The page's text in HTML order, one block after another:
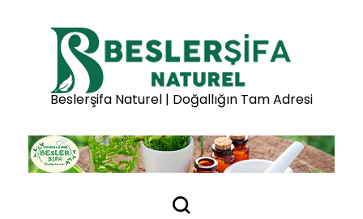
Beslerşifa Naturel | Doğallığın Tam Adresi